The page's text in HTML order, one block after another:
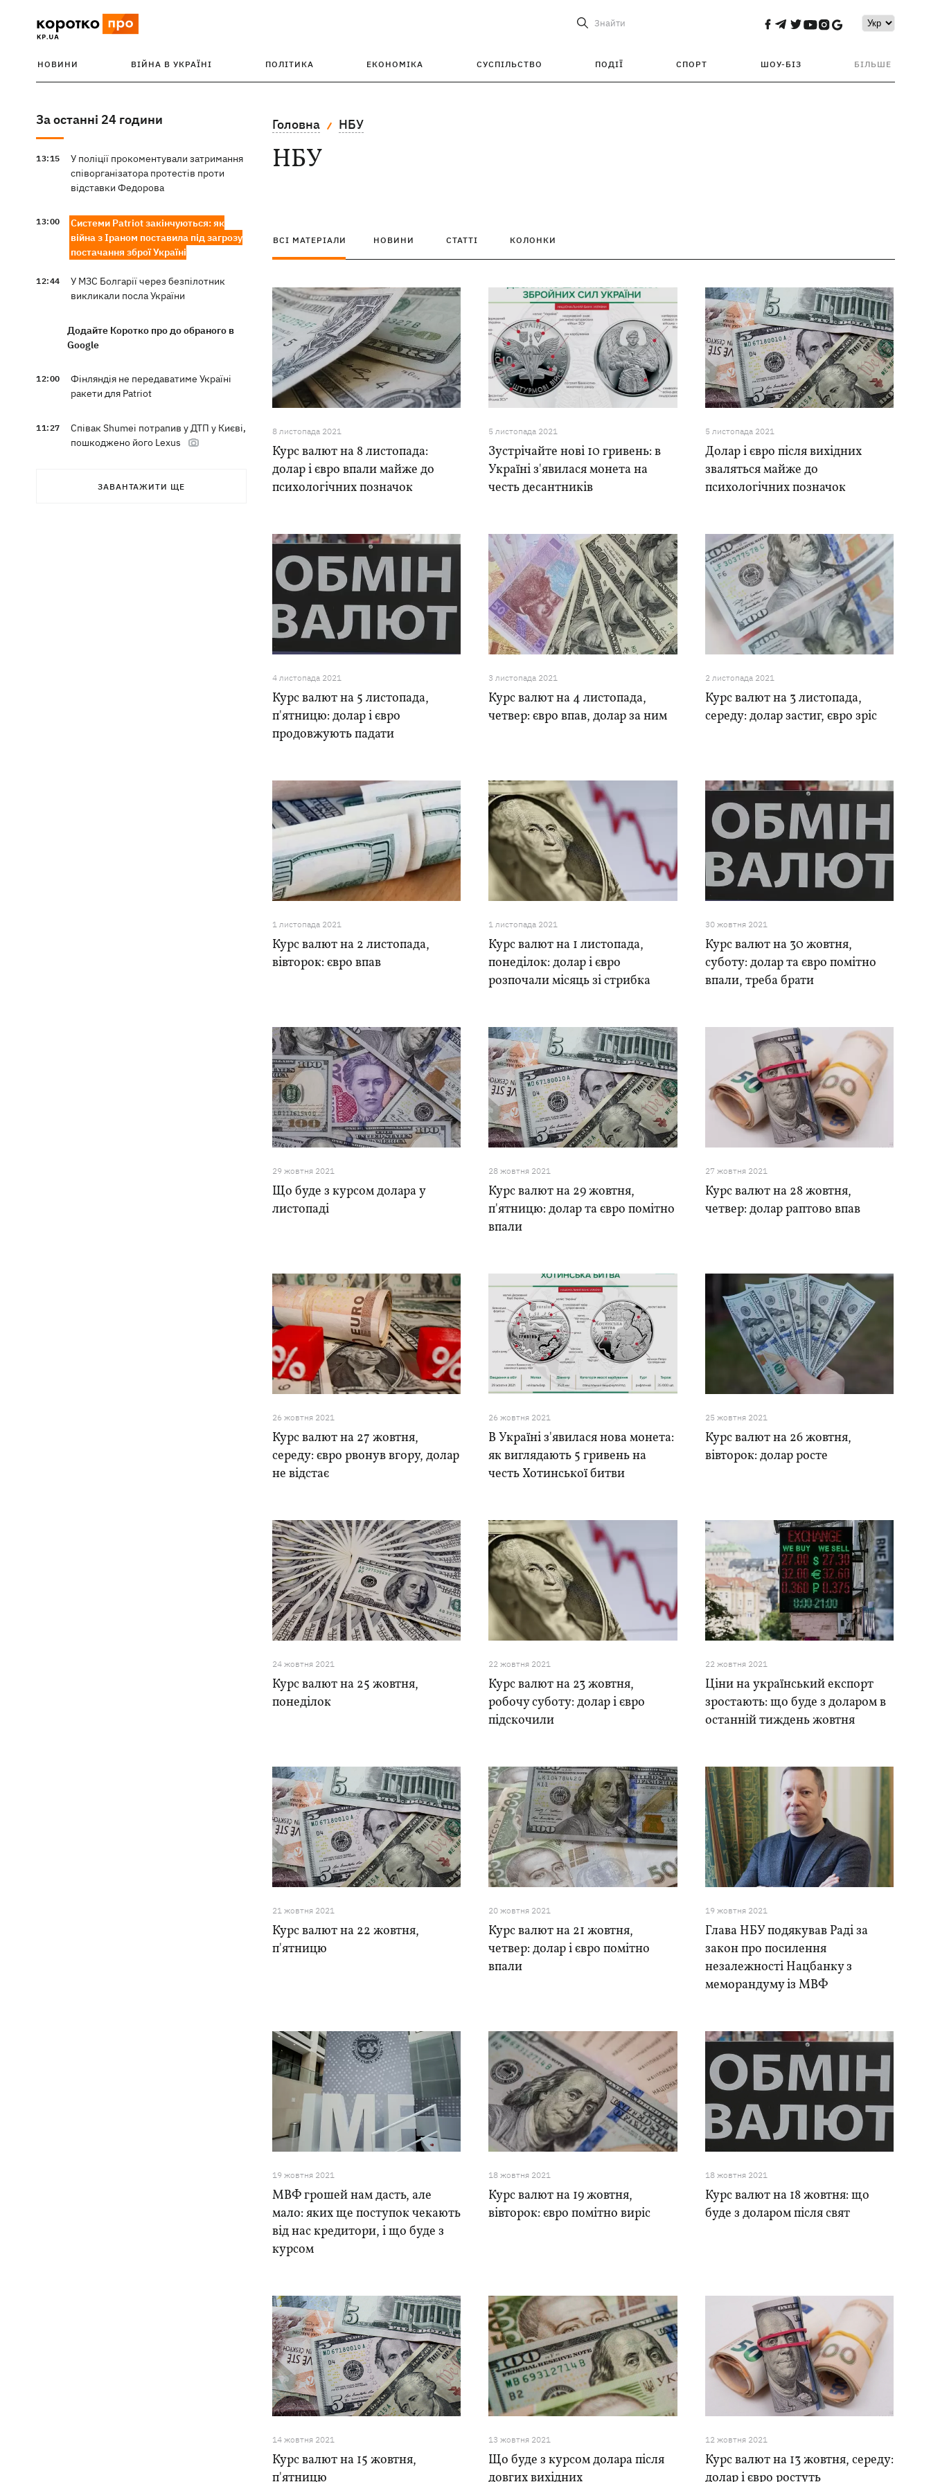
Знайти
НОВИНИ ВІЙНА В УКРАЇНІ ПОЛІТИКА ЕКОНОМІКА СУСПІЛЬСТВО ПОДІЇ СПОРТ ШОУ-БІЗ БІЛЬШЕ
За останні 24 години
13:15
У поліції прокоментували затримання
співорганізатора протестів проти
відставки Федорова
13:00
Системи Patriot закінчуються: як
війна з Іраном поставила під загрозу
постачання зброї Україні
12:44
У МЗС Болгарії через безпілотник
викликали посла України
Додайте Коротко про до обраного в
Google
12:00
Фінляндія не передаватиме Україні
ракети для Patriot
11:27
Співак Shumei потрапив у ДТП у Києві,
пошкоджено його Lexus
річчя оголосив, що написав
ЗАВАНТАЖИТИ ЩЕ
Головна НБУ
НБУ
ВСІ МАТЕРІАЛИ НОВИНИ СТАТТІ КОЛОНКИ
8 листопада 2021
Курс валют на 8 листопада:
долар і євро впали майже до
психологічних позначок
5 листопада 2021
Зустрічайте нові 10 гривень: в
Україні з'явилася монета на
честь десантників
5 листопада 2021
Долар і євро після вихідних
зваляться майже до
психологічних позначок
4 листопада 2021
Курс валют на 5 листопада,
п'ятницю: долар і євро
продовжують падати
3 листопада 2021
Курс валют на 4 листопада,
четвер: євро впав, долар за ним
2 листопада 2021
Курс валют на 3 листопада,
середу: долар застиг, євро зріс
1 листопада 2021
Курс валют на 2 листопада,
вівторок: євро впав
1 листопада 2021
Курс валют на 1 листопада,
понеділок: долар і євро
розпочали місяць зі стрибка
30 жовтня 2021
Курс валют на 30 жовтня,
суботу: долар та євро помітно
впали, треба брати
29 жовтня 2021
Що буде з курсом долара у
листопаді
28 жовтня 2021
Курс валют на 29 жовтня,
п'ятницю: долар та євро помітно
впали
27 жовтня 2021
Курс валют на 28 жовтня,
четвер: долар раптово впав
26 жовтня 2021
Курс валют на 27 жовтня,
середу: євро рвонув вгору, долар
не відстає
26 жовтня 2021
В Україні з'явилася нова монета:
як виглядають 5 гривень на
честь Хотинської битви
25 жовтня 2021
Курс валют на 26 жовтня,
вівторок: долар росте
24 жовтня 2021
Курс валют на 25 жовтня,
понеділок
22 жовтня 2021
Курс валют на 23 жовтня,
робочу суботу: долар і євро
підскочили
22 жовтня 2021
Ціни на український експорт
зростають: що буде з доларом в
останній тиждень жовтня
21 жовтня 2021
Курс валют на 22 жовтня,
п'ятницю
20 жовтня 2021
Курс валют на 21 жовтня,
четвер: долар і євро помітно
впали
19 жовтня 2021
Глава НБУ подякував Раді за
закон про посилення
незалежності Нацбанку з
меморандуму із МВФ
19 жовтня 2021
МВФ грошей нам дасть, але
мало: яких ще поступок чекають
від нас кредитори, і що буде з
курсом
18 жовтня 2021
Курс валют на 19 жовтня,
вівторок: євро помітно виріс
18 жовтня 2021
Курс валют на 18 жовтня: що
буде з доларом після свят
14 жовтня 2021
Курс валют на 15 жовтня,
п'ятницю
13 жовтня 2021
Що буде з курсом долара після
довгих вихідних
12 жовтня 2021
Курс валют на 13 жовтня, середу:
долар і євро ростуть